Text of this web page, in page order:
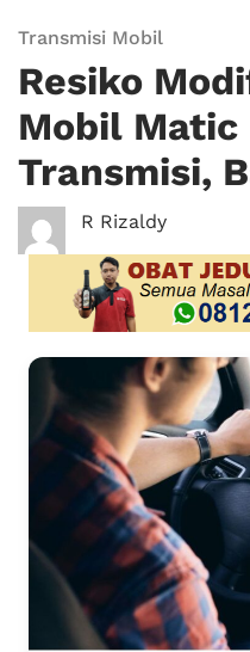
Transmisi Mobil
Resiko
Mobil Matic
Transmisi,
R Rizaldy